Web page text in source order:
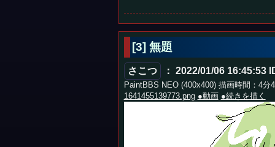
[3] 無題
さこつ ： 2022/01/06 16:45:53
PaintBBS NEO (400x400) 描画時間：4分
1641455139773.png ●動画 ●続きを描く